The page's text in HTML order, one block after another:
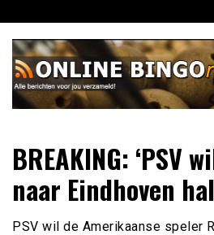
naar
inhoud
Online Bingo RSS
verzameld
BREAKING: ‘PSV
naar Eindhoven
PSV wil de Amerikaanse speler